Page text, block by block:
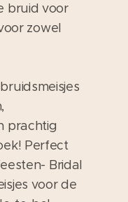
bruid voor
zowel
prachtig
Perfect
Bridal
voor de